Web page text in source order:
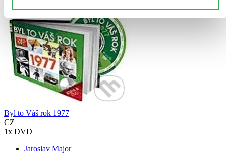
Byl to Váš rok 1977
CZ
1x DVD
Jaroslav Major